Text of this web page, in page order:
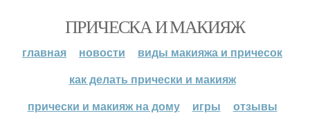
ПРИЧЕСКА И МАКИЯЖ
главная новости
виды макияжа и причесок
как делать прически и макияж
прически и макияж на дому
игры отзывы